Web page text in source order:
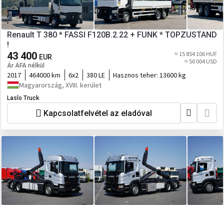
Renault T 380 * FASSI F120B.2.22 + FUNK * TOPZUSTAND
!
43 400 EUR
Ár ÁFA nélkül
≈ 15 854 106 HUF
≈ 50 004 USD
2017 464000 km 6x2 380 LE Hasznos teher: 13600 kg
Magyarország, XVIII. kerület
Laslo Truck
Kapcsolatfelvétel az eladóval